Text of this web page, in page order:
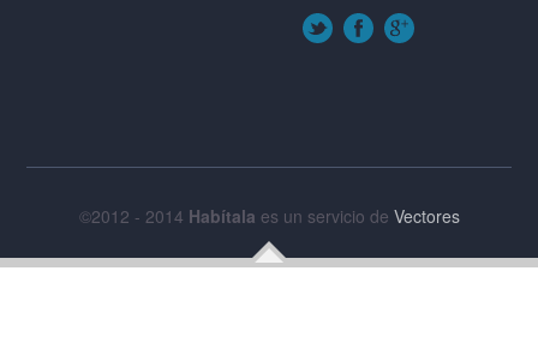
©2012 - 2014 Habítala es un servicio de Vectores